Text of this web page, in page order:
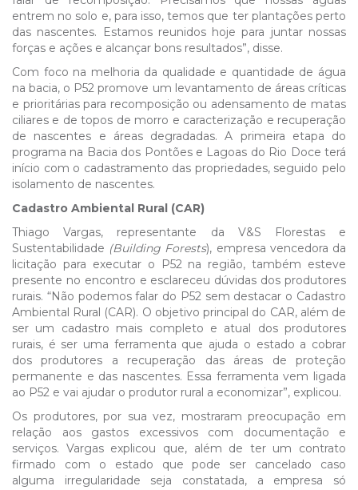
entrem no solo e, para isso, temos que ter plantações perto
das nascentes. Estamos reunidos hoje para juntar nossas
forças e ações e alcançar bons resultados”, disse.
Com foco na melhoria da qualidade e quantidade de água
na bacia, o P52 promove um levantamento de áreas críticas
e prioritárias para recomposição ou adensamento de matas
ciliares e de topos de morro e caracterização e recuperação
de nascentes e áreas degradadas. A primeira etapa do
programa na Bacia dos Pontões e Lagoas do Rio Doce terá
início com o cadastramento das propriedades, seguido pelo
isolamento de nascentes.
Cadastro Ambiental Rural (CAR)
Thiago Vargas, representante da V&S Florestas e
Sustentabilidade (Building Forests), empresa vencedora da
licitação para executar o P52 na região, também esteve
presente no encontro e esclareceu dúvidas dos produtores
rurais. “Não podemos falar do P52 sem destacar o Cadastro
Ambiental Rural (CAR). O objetivo principal do CAR, além de
ser um cadastro mais completo e atual dos produtores
rurais, é ser uma ferramenta que ajuda o estado a cobrar
dos produtores a recuperação das áreas de proteção
permanente e das nascentes. Essa ferramenta vem ligada
ao P52 e vai ajudar o produtor rural a economizar”, explicou.
Os produtores, por sua vez, mostraram preocupação em
relação aos gastos excessivos com documentação e
serviços. Vargas explicou que, além de ter um contrato
firmado com o estado que pode ser cancelado caso
alguma irregularidade seja constatada, a empresa só